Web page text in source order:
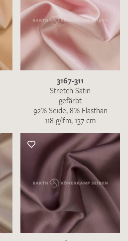
3167-311
Stretch Satin
gefärbt
92% Seide, 8% Elasthan
118 g/lfm, 137 cm